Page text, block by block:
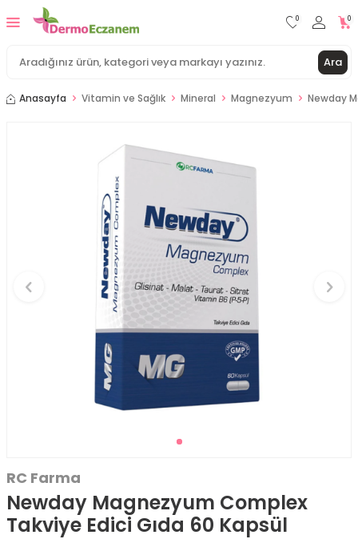
Ara
0 0
Anasayfa Vitamin ve Sağlık Mineral Magnezyum Newday
RC Farma
Newday Magnezyum Complex
Takviye Edici Gıda 60 Kapsül